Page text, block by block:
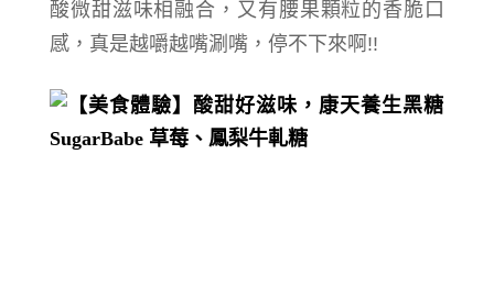
酸微甜滋味相融合，又有腰果顆粒的香脆口
感，真是越嚼越嘴涮嘴，停不下來啊!!